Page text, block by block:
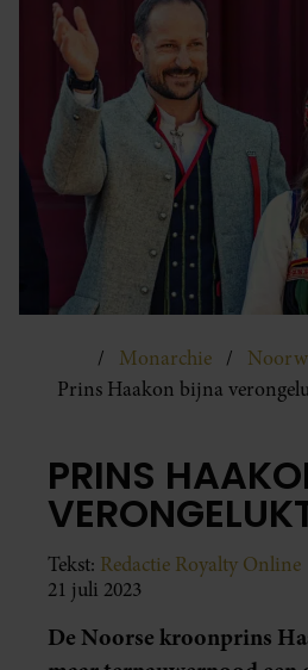
Monarchie
Prins Haakon bijna
PRINS
Tekst: Redactie Royalty Online
21 juli 2023
De Noorse kroonprins